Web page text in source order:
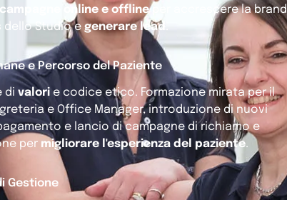
campagne online e offlineper accrescere la brand
dello Studio e generare lead
e Percorso del Paziente
di valorie codice etico. Formazione mirata per il
e Office Manager, introduzione di nuovi
e lancio di campagne di richiamo e
per migliorare l'esperienza del paziente.
Gestione